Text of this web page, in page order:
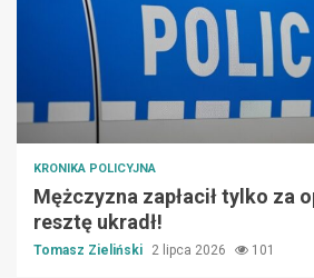
KRONIKA POLICYJNA
Mężczyzna zapłacił tylko za
resztę ukradł!
Tomasz Zieliński 2 lipca 2026 101